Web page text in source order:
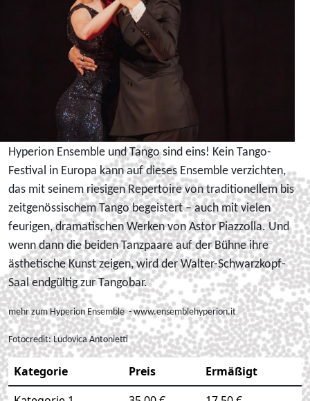
Hyperion Ensemble und Tango sind eins! Kein Tango-
Festival in Europa kann auf dieses Ensemble verzichten,
das mit seinem riesigen Repertoire von traditionellem bis
zeitgenössischem Tango begeistert – auch mit vielen
feurigen, dramatischen Werken von Astor Piazzolla. Und
wenn dann die beiden Tanzpaare auf der Bühne ihre
ästhetische Kunst zeigen, wird der Walter-Schwarzkopf-
Saal endgültig zur Tangobar.
mehr zum Hyperion Ensemble - www.ensemblehyperion.it
Fotocredit: Ludovica Antonietti
Kategorie Preis
Ermäßigt